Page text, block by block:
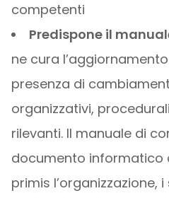
competenti
Predispone il
ne cura
presenza di
organizzativi,
rilevanti. Il manuale di
documento informatico
primis l’organizzazione,